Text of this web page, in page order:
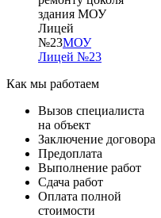
здания МОУ
Лицей
№23МОУ
Лицей №23
Как мы работаем
Вызов специалиста
на объект
Заключение договора
Предоплата
Выполнение работ
Сдача работ
Оплата полной
стоимости